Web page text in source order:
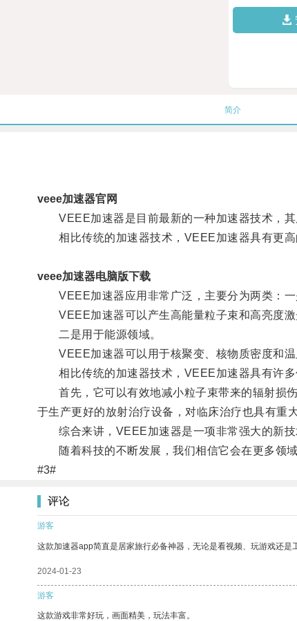
简介
veee加速器官网
VEEE加速器是目前最新的一种加速器技术，其
相比传统的加速器技术，VEEE加速器具有更高
veee加速器电脑版下载
VEEE加速器应用非常广泛，主要分为两类：一
VEEE加速器可以产生高能量粒子束和高亮度激
二是用于能源领域。
VEEE加速器可以用于核聚变、核物质密度和温
相比传统的加速器技术，VEEE加速器具有许多
首先，它可以有效地减小粒子束带来的辐射损伤
于生产更好的放射治疗设备，对临床治疗也具有重大
综合来讲，VEEE加速器是一项非常强大的新技
随着科技的不断发展，我们相信它会在更多领域
#3#
评论
游客
这款加速器app简直是居家旅行必备神器，无论是看视频、玩游戏还是
2024-01-23
游客
这款游戏非常好玩，画面精美，玩法丰富。